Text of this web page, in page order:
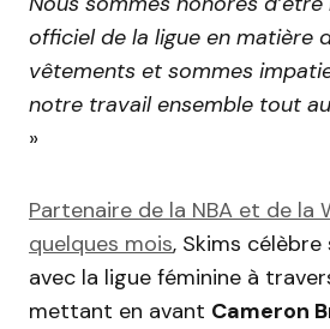
officiel de la ligue en matière
vêtements et sommes
notre travail ensemble tout
»
Partenaire de la NBA et de la
quelques mois, Skims
avec la ligue féminine à
mettant en avant Cameron